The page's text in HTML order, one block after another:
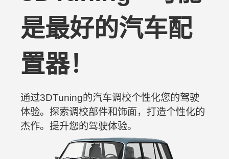
是最好的汽车配
置器！
通过3DTuning的汽车调校个性化您的驾驶
体验。探索调校部件和饰面，打造个性化的
杰作。提升您的驾驶体验。